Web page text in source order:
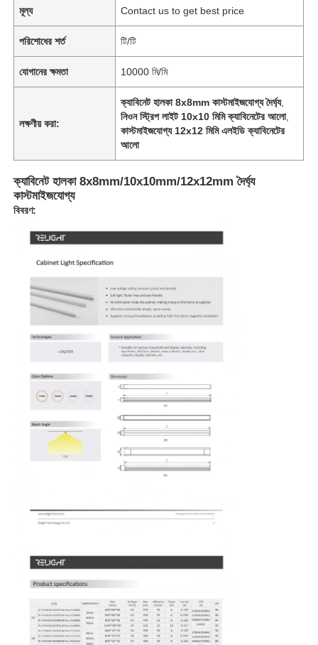
মূল্য Contact us to get best price
পরিশোধের শর্ত টি/টি
যোগানের ক্ষমতা 10000 মি/মি
লক্ষণীয় করা:
ক্যাবিনেট হালকা 8x8mm কাস্টমাইজযোগ্য দৈর্ঘ্য,
নিওন স্ট্রিপ লাইট 10x10 মিমি ক্যাবিনেটের আলো,
কাস্টমাইজযোগ্য 12x12 মিমি এলইডি ক্যাবিনেটের
আলো
ক্যাবিনেট হালকা 8x8mm/10x10mm/12x12mm দৈর্ঘ্য
কাস্টমাইজযোগ্য
বিবরণ: